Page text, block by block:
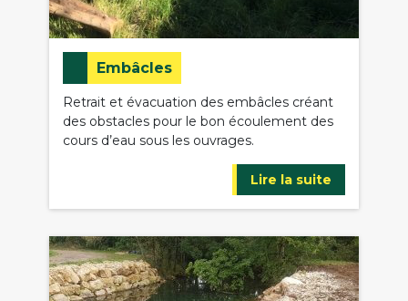
Embâcles
Retrait et évacuation des embâcles créant
des obstacles pour le bon écoulement des
cours d’eau sous les ouvrages.
Lire la suite